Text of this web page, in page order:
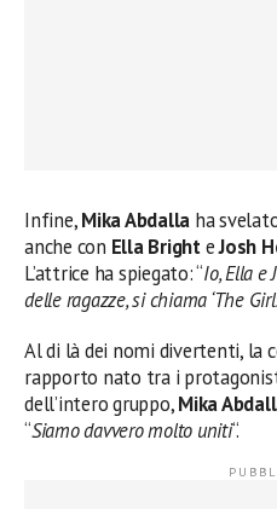
Infine,Mika Abdalla ha
anche con Ella BrighteJosh
L’attrice ha spiegato: “Io, Ella e
delle ragazze, si chiama ‘The
Al di là dei nomi divertenti, la
rapporto nato tra i
dell’intero gruppo,Mika
“Siamo davvero molto uniti“.